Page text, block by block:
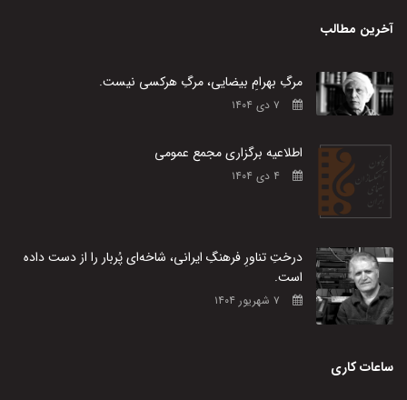
آخرین مطالب
مرگِ بهرامِ بیضایی، مرگِ هرکسی نیست.
اطلاعیه برگزاری مجمع عمومی
درختِ تناورِ فرهنگِ ایرانی، شاخه‌ای پُربار را از دست داده
است.
ساعات کاری